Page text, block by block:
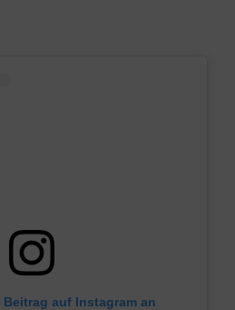
auf Instagram an